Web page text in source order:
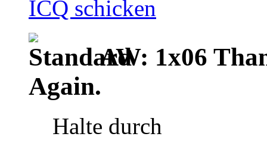
AW: 1x06
Again.
Halte durch